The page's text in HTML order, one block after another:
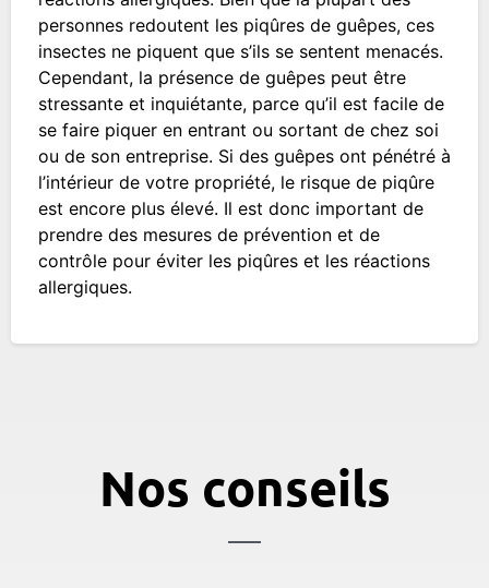
personnes redoutent les piqûres de guêpes, ces
insectes ne piquent que s’ils se sentent menacés.
Cependant, la présence de guêpes peut être
stressante et inquiétante, parce qu’il est facile de
se faire piquer en entrant ou sortant de chez soi
ou de son entreprise. Si des guêpes ont pénétré à
l’intérieur de votre propriété, le risque de piqûre
est encore plus élevé. Il est donc important de
prendre des mesures de prévention et de
contrôle pour éviter les piqûres et les réactions
allergiques.
Nos conseils